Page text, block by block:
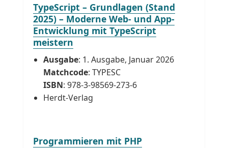
TypeScript – Grundlagen (Stand
2025) – Moderne Web- und App-
Entwicklung mit TypeScript
meistern
Ausgabe: 1. Ausgabe, Januar 2026
Matchcode: TYPESC
ISBN: 978-3-98569-273-6
Herdt-Verlag
Programmieren mit PHP